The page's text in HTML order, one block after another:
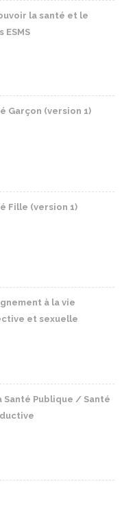
la santé et le
ESMS
Garçon (version 1)
Fille (version 1)
à la vie
et sexuelle
Santé Publique / Santé